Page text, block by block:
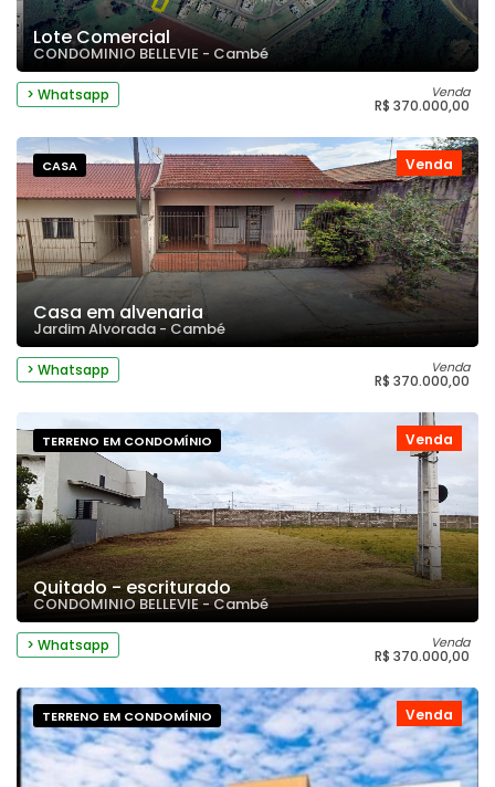
Lote Comercial
CONDOMINIO BELLEVIE - Cambé
> Whatsapp Venda
R$ 370.000,00
Venda
CASA
Casa em alvenaria
Jardim Alvorada - Cambé
> Whatsapp Venda
R$ 370.000,00
Venda
TERRENO EM CONDOMÍNIO
Quitado - escriturado
CONDOMINIO BELLEVIE - Cambé
> Whatsapp Venda
R$ 370.000,00
Venda
TERRENO EM CONDOMÍNIO